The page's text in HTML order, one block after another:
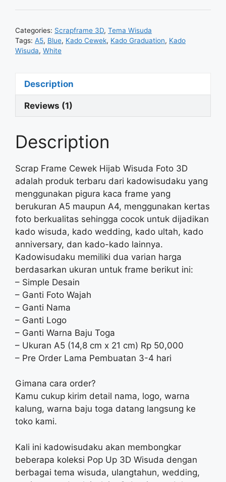
Categories: Scrapframe 3D, Tema Wisuda
Tags: A5, Blue, Kado Cewek, Kado Graduation, Kado
Wisuda, White
Description
Reviews (1)
Description
Scrap Frame Cewek Hijab Wisuda Foto 3D
adalah produk terbaru dari kadowisudaku yang
menggunakan pigura kaca frame yang
berukuran A5 maupun A4, menggunakan kertas
foto berkualitas sehingga cocok untuk dijadikan
kado wisuda, kado wedding, kado ultah, kado
anniversary, dan kado-kado lainnya.
Kadowisudaku memiliki dua varian harga
berdasarkan ukuran untuk frame berikut ini:
– Simple Desain
– Ganti Foto Wajah
– Ganti Nama
– Ganti Logo
– Ganti Warna Baju Toga
– Ukuran A5 (14,8 cm x 21 cm) Rp 50,000
– Pre Order Lama Pembuatan 3-4 hari
Gimana cara order?
Kamu cukup kirim detail nama, logo, warna
kalung, warna baju toga datang langsung ke
toko kami.
Kali ini kadowisudaku akan membongkar
beberapa koleksi Pop Up 3D Wisuda dengan
berbagai tema wisuda, ulangtahun, wedding,